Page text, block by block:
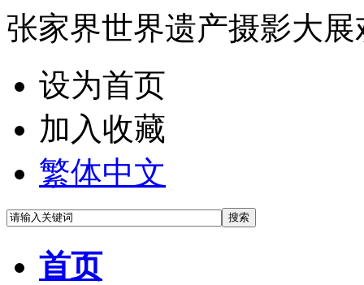
张家界世界遗产摄影大
设为首页
加入收藏
繁体中文
首页